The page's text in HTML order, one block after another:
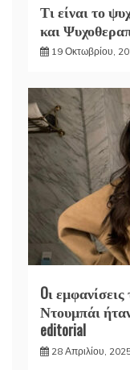
Τι είναι το
και
19 Οκτωβρίου,
Oι
Ντουμπάι
editorial
28 Απριλίου,